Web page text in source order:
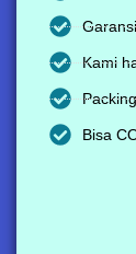
Kami
Bisa